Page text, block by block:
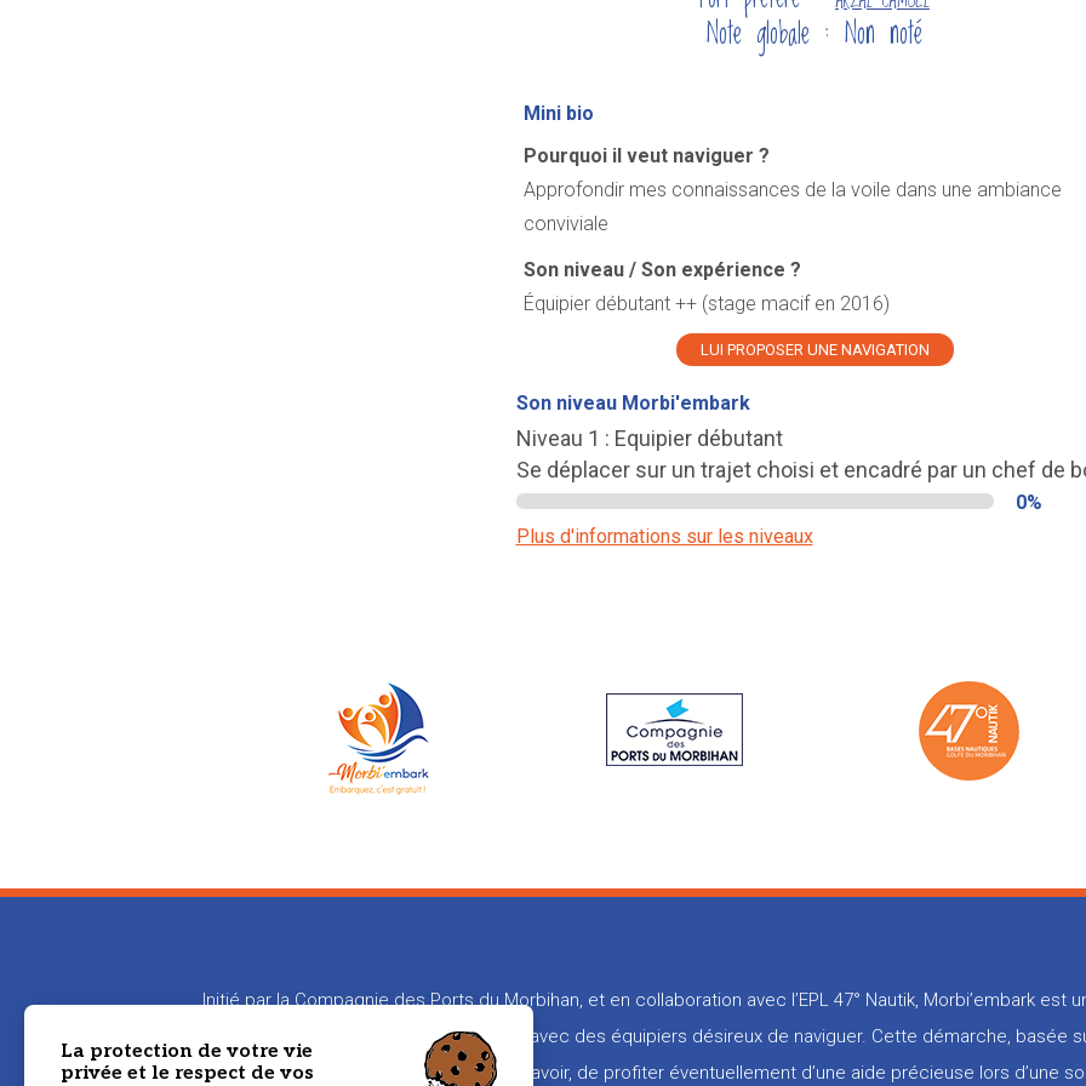
Note globale : Non noté
Mini bio
Pourquoi il veut naviguer ?
Approfondir mes connaissances de la voile dans une ambiance
conviviale
Son niveau / Son expérience ?
Équipier débutant ++ (stage macif en 2016)
LUI PROPOSER UNE NAVIGATION
Son niveau Morbi'embark
Niveau 1 : Equipier débutant
Se déplacer sur un trajet choisi et encadré par un chef de
0%
Plus d'informations sur les niveaux
Initié par la Compagnie des Ports du Morbihan, et en collaboration avec l’EPL 47° Nautik, Morbi’embark
en relation les propriétaires de bateaux avec des équipiers désireux de naviguer. Cette démarche, basée
aux propriétaires de transmettre leur savoir, de profiter éventuellement d’une aide précieuse lors d’une
La protection de votre vie
privée et le respect de vos